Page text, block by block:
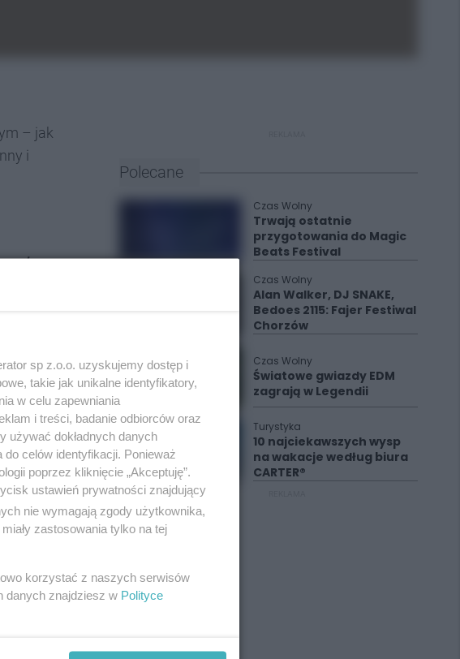
– jak
i
na
na
takie
Polecane
Czas Wolny
Trwają ostatnie
przygotowania do Magic
Beats Festival
Czas Wolny
Alan Walker, DJ SNAKE,
Bedoes 2115: Fajer Festiwal
Chorzów
Czas Wolny
Światowe gwiazdy EDM
zagrają w Legendii
Turystyka
10 najciekawszych wysp
na wakacje według biura
CARTER®
sp z.o.o. uzyskujemy dostęp i
takie jak unikalne identyfikatory,
w celu zapewniania
i treści, badanie odbiorców oraz
używać dokładnych danych
celów identyfikacji. Ponieważ
poprzez kliknięcie „Akceptuję”.
ustawień prywatności znajdujący
nie wymagają zgody użytkownika,
zastosowania tylko na tej
korzystać z naszych serwisów
danych znajdziesz w Polityce